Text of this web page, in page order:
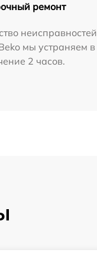
ремонт
неисправностей
мы устраняем в
2 часов.